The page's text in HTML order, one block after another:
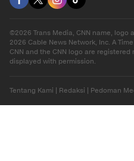
©2026 Trans Media, CNN name,
2026 Cable News Network, Inc. A
CNN and the CNN logo are
displayed with permission.
Tentang Kami Redaksi Pedoman